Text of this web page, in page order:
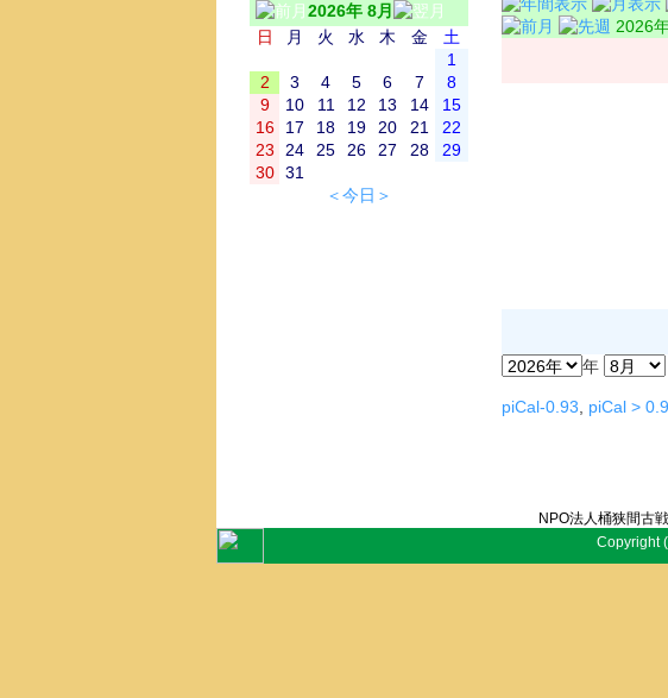
2026年 8月
日
月 火 水 木 金
土
1
2
3 4 5 6 7
8
9
10 11 12 13 14
15
16
17 18 19 20 21
22
23
24 25 26 27 28
29
30
31
＜今日＞
2026
年
piCal-0.93, piCal >
NPO法人桶狭間
Copyright